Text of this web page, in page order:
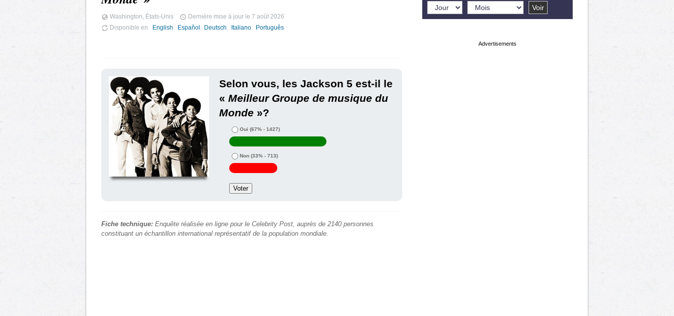
Washington, États-Unis Dernière mise à jour le 7 août 2026
Disponible en
English Español Deutsch Italiano Português
Selon vous, les Jackson 5 est-il le
« Meilleur Groupe de musique du
Monde »?
Oui (67% - 1427)
Non (33% - 713)
Fiche technique: Enquête réalisée en ligne pour le Celebrity Post, auprès de 2140 personnes
constituant un échantillon international représentatif de la population mondiale.